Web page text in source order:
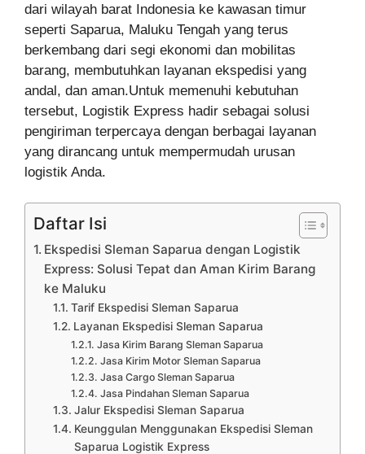
dari wilayah barat Indonesia ke kawasan timur
seperti Saparua, Maluku Tengah yang terus
berkembang dari segi ekonomi dan mobilitas
barang, membutuhkan layanan ekspedisi yang
andal, dan aman.Untuk memenuhi kebutuhan
tersebut, Logistik Express hadir sebagai solusi
pengiriman terpercaya dengan berbagai layanan
yang dirancang untuk mempermudah urusan
logistik Anda.
Daftar Isi
Ekspedisi Sleman Saparua dengan Logistik
Express: Solusi Tepat dan Aman Kirim Barang
ke Maluku
Tarif Ekspedisi Sleman Saparua
Layanan Ekspedisi Sleman Saparua
Jasa Kirim Barang Sleman Saparua
Jasa Kirim Motor Sleman Saparua
Jasa Cargo Sleman Saparua
Jasa Pindahan Sleman Saparua
Jalur Ekspedisi Sleman Saparua
Keunggulan Menggunakan Ekspedisi Sleman
Saparua Logistik Express